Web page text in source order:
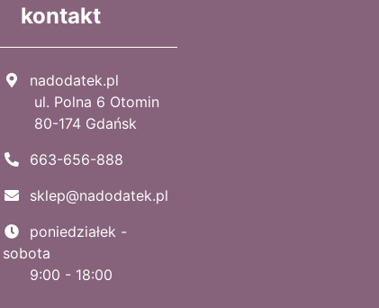
kontakt
nadodatek.pl
ul. Polna 6 Otomin
80-174 Gdańsk
663-656-888
sklep@nadodatek.pl
poniedziałek -
sobota
9:00 - 18:00